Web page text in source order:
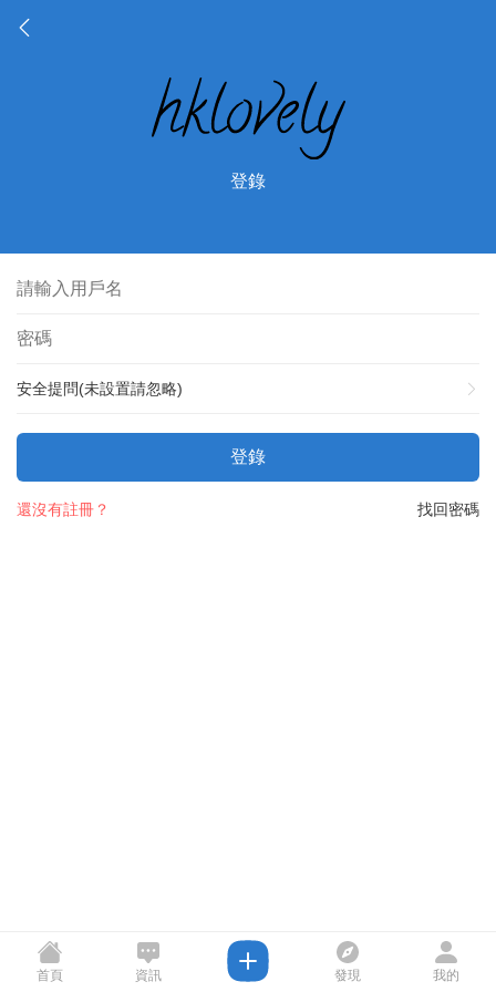
登錄
安全提問(未設置請忽略)
登錄
找回密碼
還沒有註冊？
首頁 資訊 發現 我的